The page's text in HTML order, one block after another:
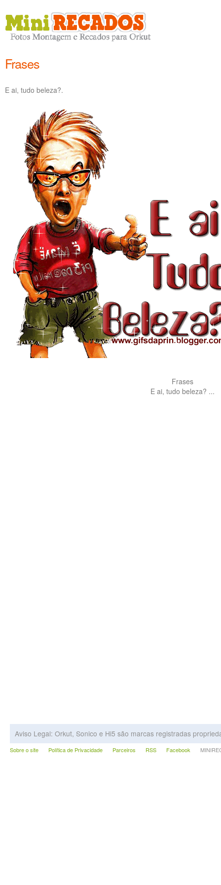
Frases
E ai, tudo beleza?.
Frases
E ai, tudo beleza? ...
Aviso Legal: Orkut, Sonico e Hi5 são marcas registradas
Sobre o site Política de Privacidade Parceiros RSS Facebook